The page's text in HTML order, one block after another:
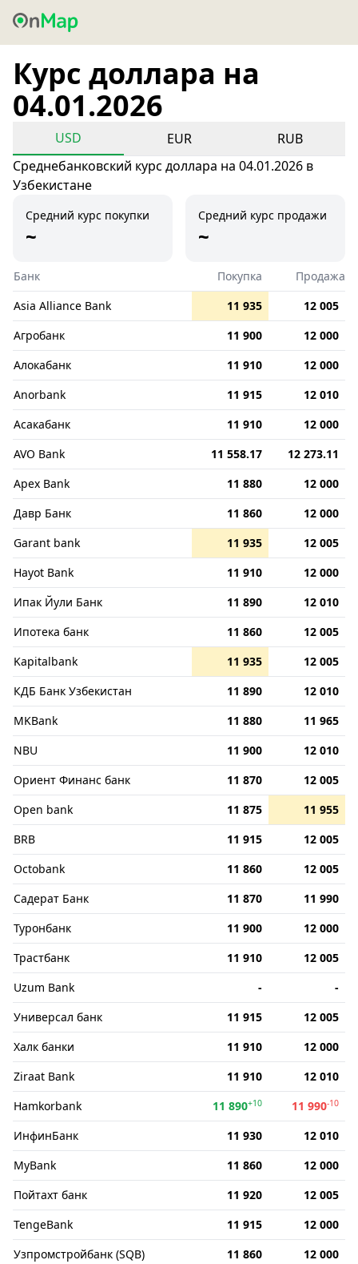
Курс доллара на
04.01.2026
USD EUR
RUB
Среднебанковский курс доллара на 04.01.2026 в
Узбекистане
Средний курс покупки
~
Средний курс продажи
~
Банк Покупка
Продажа
Asia Alliance Bank
11 935
12 005
Агробанк
11 900
12 000
Алокабанк
11 910
12 000
Anorbank
11 915
12 010
Асакабанк
11 910
12 000
AVO Bank
11 558.17
12 273.11
Apex Bank
11 880
12 000
Давр Банк
11 860
12 000
Garant bank
11 935
12 005
Hayot Bank
11 910
12 000
Ипак Йули Банк
11 890
12 010
Ипотека банк
11 860
12 005
Kapitalbank
11 935
12 005
КДБ Банк Узбекистан
11 890
12 010
MKBank
11 880
11 965
NBU
11 900
12 010
Ориент Финанс банк
11 870
12 005
Open bank
11 875
11 955
BRB
11 915
12 005
Octobank
11 860
12 005
Садерат Банк
11 870
11 990
Туронбанк
11 900
12 000
Трастбанк
11 910
12 005
Uzum Bank
-
-
Универсал банк
11 915
12 005
Халк банки
11 910
12 000
Ziraat Bank
11 910
12 010
Hamkorbank
11 890+10 11 990-10
ИнфинБанк 11 930
12 010
MyBank
11 860
12 000
Пойтахт банк
11 920
12 005
TengeBank
11 915
12 000
Узпромстройбанк (SQB)
11 860
12 000